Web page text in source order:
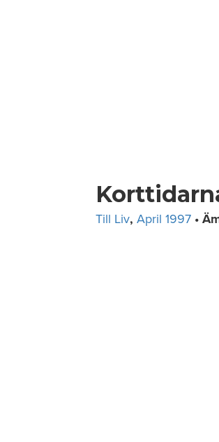
Till Liv, April 1997 •